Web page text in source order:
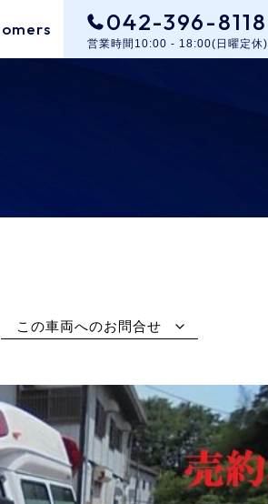
042-396-8118
営業時間10:00 - 18:00(日曜定休)
この車両へのお問合せ